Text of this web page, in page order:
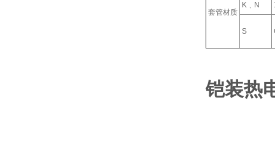
套管材质
K﹑N
S
铠装热